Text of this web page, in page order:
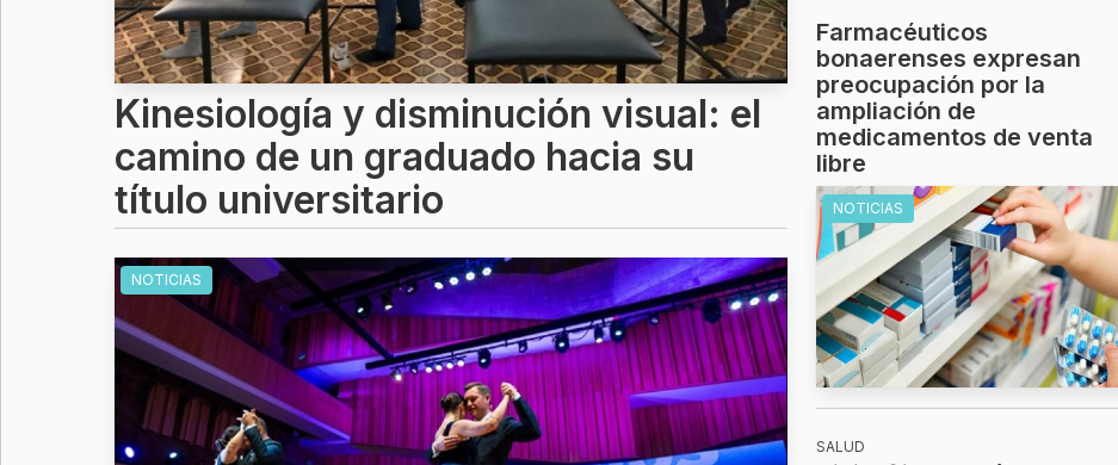
Kinesiología y disminución visual: el
camino de un graduado hacia su
título universitario
NOTICIAS
Farmacéuticos
bonaerenses expresan
preocupación por la
ampliación de
medicamentos de venta
libre
NOTICIAS
SALUD